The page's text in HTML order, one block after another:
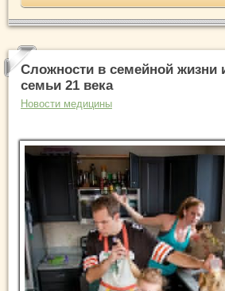
Сложности в семейной
семьи 21 века
Новости медицины